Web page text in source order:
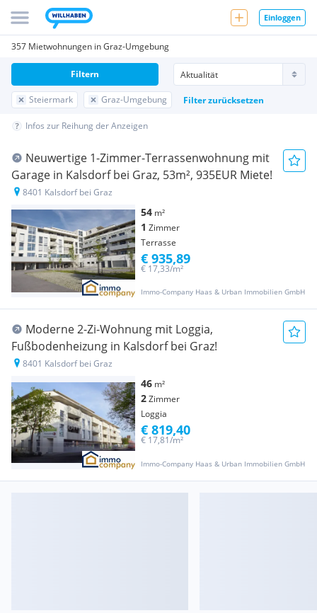
Einloggen
357 Mietwohnungen in Graz-Umgebung
Steiermark Graz-Umgebung Filter zurücksetzen
Filtern
Infos zur Reihung der Anzeigen
Neuwertige 1-Zimmer-Terrassenwohnung mit
Garage in Kalsdorf bei Graz, 53m², 935EUR Miete!
8401 Kalsdorf bei Graz
54 m²
1 Zimmer
Terrasse
Immo-Company Haas & Urban Immobilien GmbH
€ 17,33/m²
€ 935,89
Moderne 2-Zi-Wohnung mit Loggia,
Fußbodenheizung in Kalsdorf bei Graz!
8401 Kalsdorf bei Graz
46 m²
2Zimmer
Loggia
Immo-Company Haas & Urban Immobilien GmbH
€ 17,81/m²
€ 819,40